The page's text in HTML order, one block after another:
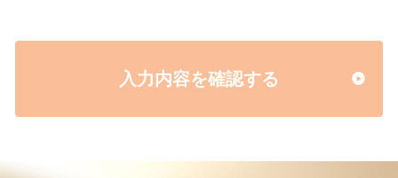
入力内容を確認する